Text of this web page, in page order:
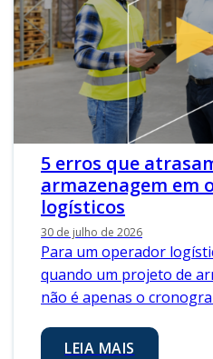
5 erros que
armazenagem em
logísticos
30 de julho de 2026
Para um operador
quando um projeto de
não é apenas o
LEIA MAIS